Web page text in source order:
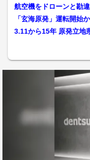
航空機をドローンと勘
県警本部長が見解「必要
「玄海原発」運転開
らでもあった”玄海町...
3.11から15年 原発立地